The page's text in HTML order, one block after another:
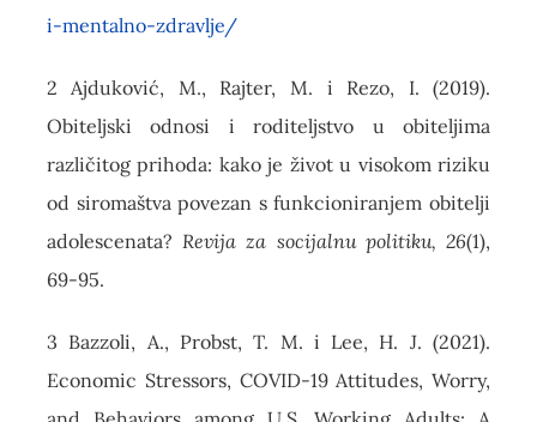
i-mentalno-zdravlje/
2 Ajduković, M., Rajter, M. i Rezo, I. (2019).
Obiteljski odnosi i roditeljstvo u obiteljima
različitog prihoda: kako je život u visokom riziku
od siromaštva povezan s funkcioniranjem obitelji
adolescenata? Revija za socijalnu politiku, 26(1),
69-95.
3 Bazzoli, A., Probst, T. M. i Lee, H. J. (2021).
Economic Stressors, COVID-19 Attitudes, Worry,